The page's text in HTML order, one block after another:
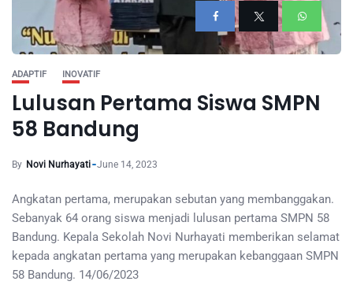
ADAPTIF INOVATIF
Lulusan Pertama Siswa SMPN
58 Bandung
By Novi Nurhayati June 14, 2023
Angkatan pertama, merupakan sebutan yang membanggakan.
Sebanyak 64 orang siswa menjadi lulusan pertama SMPN 58
Bandung. Kepala Sekolah Novi Nurhayati memberikan selamat
kepada angkatan pertama yang merupakan kebanggaan SMPN
58 Bandung. 14/06/2023